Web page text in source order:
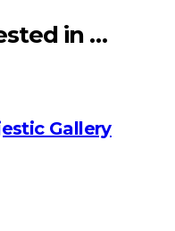
in …
Gallery